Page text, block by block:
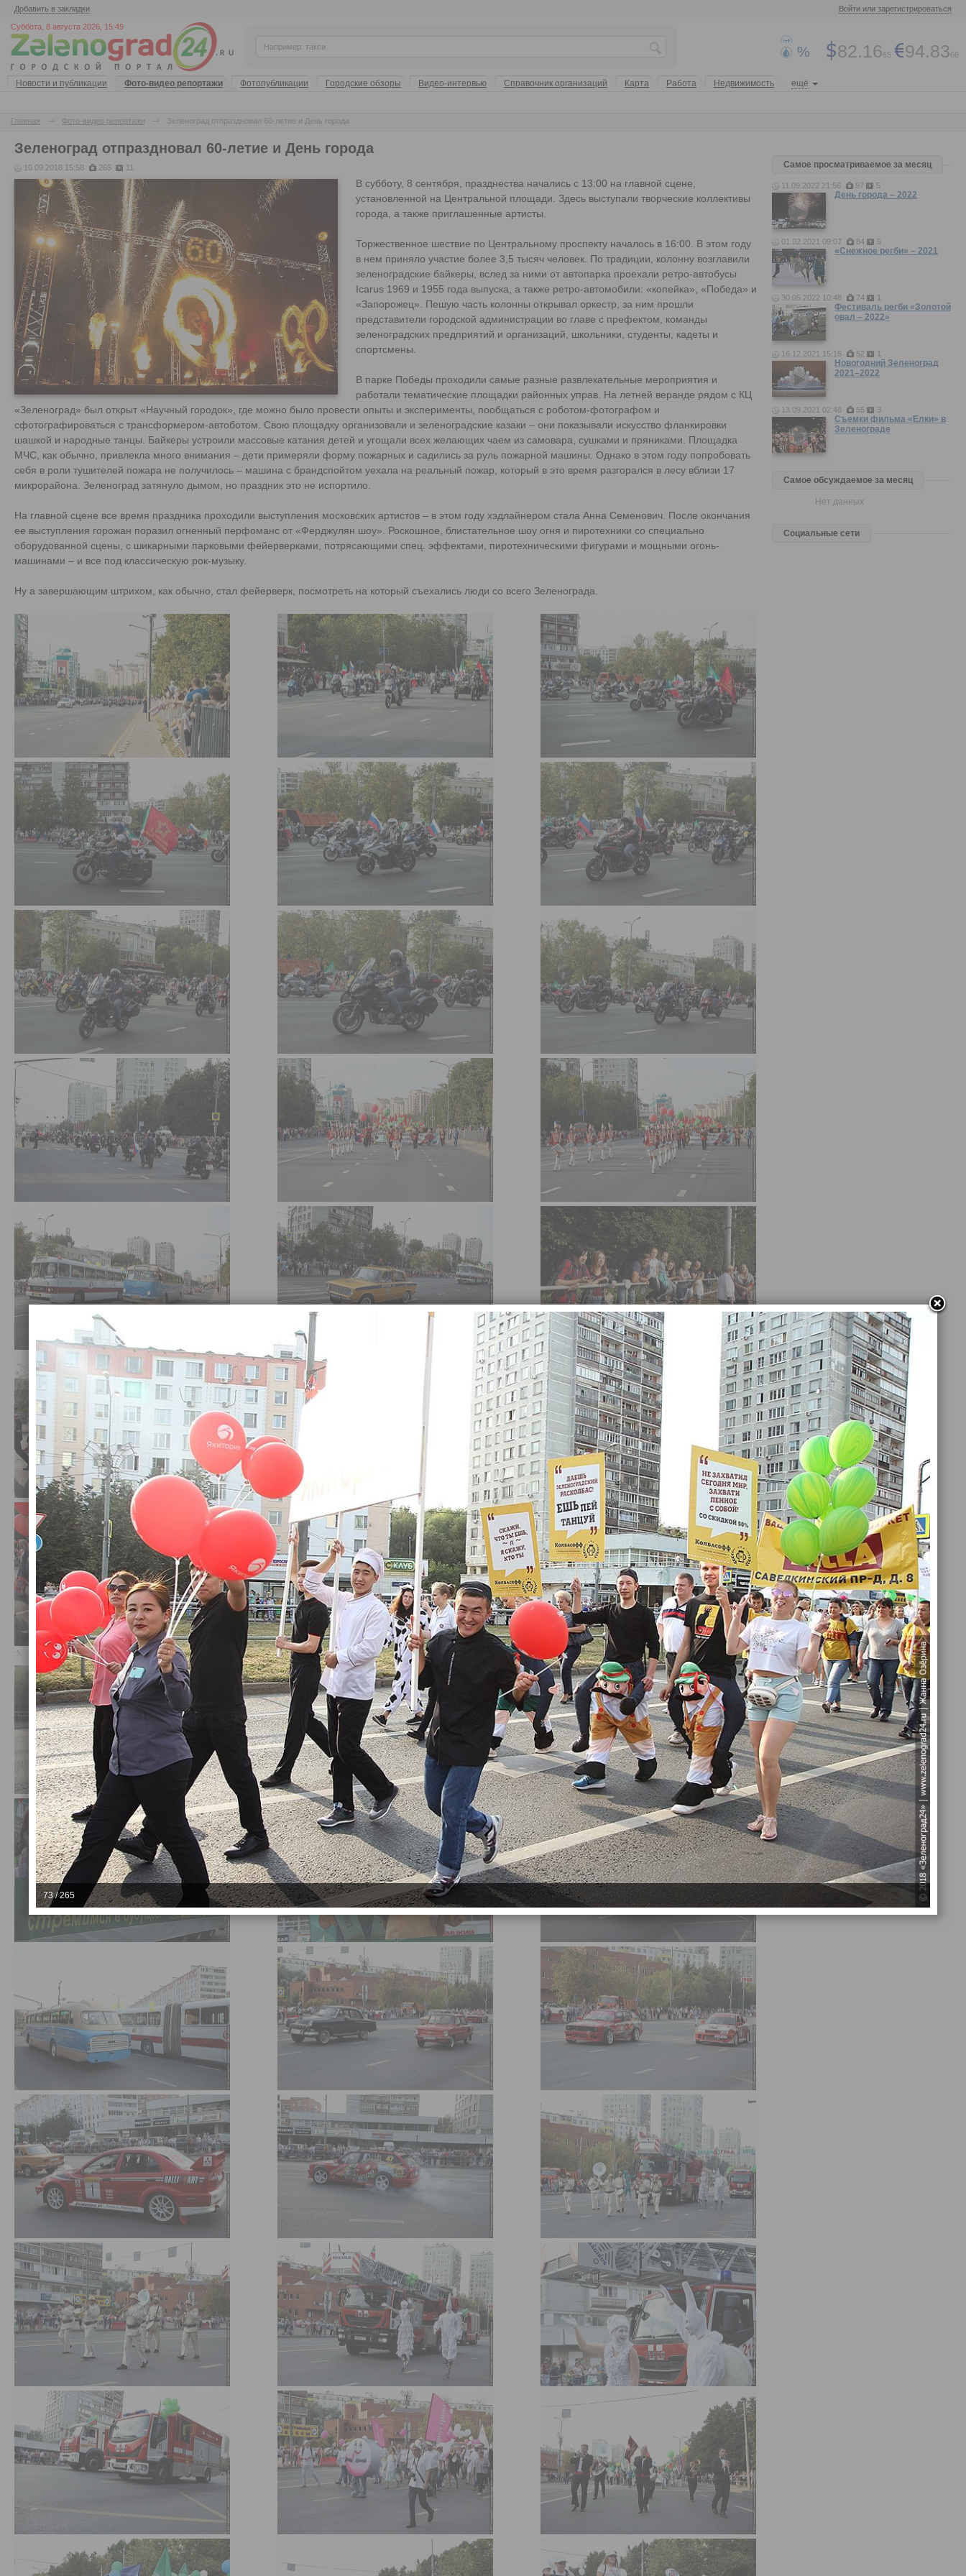
Добавить в закладки Войти или зарегистрироваться
Суббота, 8 августа 2026, 15:49
% 82.1665 94.8366
Новости и публикации Фото-видео репортажи Фотопубликации Городские обзоры Видео-интервью Справочник организаций Карта Работа Недвижимость ещё
Главная Фото-видео репортажи Зеленоград отпраздновал 60-летие и День города
Зеленоград отпраздновал 60-летие и День города
10.09.2018 15:58 265 11
В субботу, 8 сентября, празднества начались с 13:00 на главной сцене,
установленной на Центральной площади. Здесь выступали творческие коллективы
города, а также приглашенные артисты.
Торжественное шествие по Центральному проспекту началось в 16:00. В этом году
в нем приняло участие более 3,5 тысяч человек. По традиции, колонну возглавили
зеленоградские байкеры, вслед за ними от автопарка проехали ретро-автобусы
Icarus 1969 и 1955 года выпуска, а также ретро-автомобили: «копейка», «Победа» и
«Запорожец». Пешую часть колонны открывал оркестр, за ним прошли
представители городской администрации во главе с префектом, команды
зеленоградских предприятий и организаций, школьники, студенты, кадеты и
спортсмены.
В парке Победы проходили самые разные развлекательные мероприятия и
работали тематические площадки районных управ. На летней веранде рядом с КЦ
«Зеленоград» был открыт «Научный городок», где можно было провести опыты и эксперименты, пообщаться с роботом-фотографом и
сфотографироваться с трансформером-автоботом. Свою площадку организовали и зеленоградские казаки – они показывали искусство фланкировки
шашкой и народные танцы. Байкеры устроили массовые катания детей и угощали всех желающих чаем из самовара, сушками и пряниками. Площадка
МЧС, как обычно, привлекла много внимания – дети примеряли форму пожарных и садились за руль пожарной машины. Однако в этом году попробовать
себя в роли тушителей пожара не получилось – машина с брандспойтом уехала на реальный пожар, который в это время разгорался в лесу вблизи 17
микрорайона. Зеленоград затянуло дымом, но праздник это не испортило.
На главной сцене все время праздника проходили выступления московских артистов – в этом году хэдлайнером стала Анна Семенович. После окончания
ее выступления горожан поразил огненный перфоманс от «Ферджулян шоу». Роскошное, блистательное шоу огня и пиротехники со специально
оборудованной сцены, с шикарными парковыми фейерверками, потрясающими спец. эффектами, пиротехническими фигурами и мощными огонь-
машинами – и все под классическую рок-музыку.
Ну а завершающим штрихом, как обычно, стал фейерверк, посмотреть на который съехались люди со всего Зеленограда.
Самое просматриваемое за месяц
11.09.2022 21:56 97 5
День города – 2022
01.02.2021 09:07 84 5
«Снежное регби» – 2021
30.05.2022 10:48 74 1
Фестиваль регби «Золотой
овал – 2022»
16.12.2021 15:15 52 1
Новогодний Зеленоград
2021–2022
13.09.2021 02:48 55 3
Съемки фильма «Елки» в
Зеленограде
Самое обсуждаемое за месяц
Нет данных
Социальные сети
73 / 265